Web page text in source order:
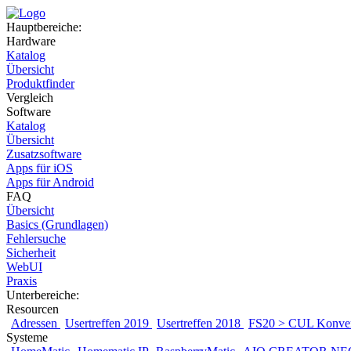
Hauptbereiche:
Hardware
Katalog
Übersicht
Produktfinder
Vergleich
Software
Katalog
Übersicht
Zusatzsoftware
Apps für iOS
Apps für Android
FAQ
Übersicht
Basics (Grundlagen)
Fehlersuche
Sicherheit
WebUI
Praxis
Unterbereiche:
Resourcen
Adressen
Usertreffen 2019 Usertreffen 2018 FS20 > CUL
Systeme